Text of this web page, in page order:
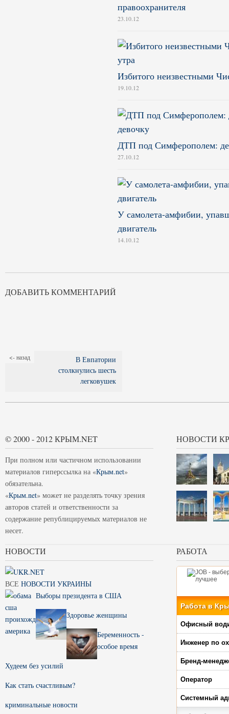
правоохранителя
23.10.12
Избитого неизвестными
19.10.12
ДТП под Симферополем:
27.10.12
У самолета-амфибии,
двигатель
14.10.12
ДОБАВИТЬ КОММЕНТАРИЙ
<- назад
В Евпатории
столкнулись шесть
легковушек
© 2000 - 2012 КРЫМ.NET
При полном или частичном использовании
материалов гиперссылка на «Крым.net»
обязательна.
«Крым.net» может не разделять точку зрения
авторов статей и ответственности за
содержание републицируемых материалов не
несет.
НОВОСТИ
НОВОСТИ
ВСЕ НОВОСТИ УКРАИНЫ
Выборы президента в США
Здоровье женщины
Беременность -
особое время
Худеем без усилий
Как стать счастливым?
криминальные новости
РАБОТА
Работа в
Офисный
Инженер по
Бренд-
Оператор
Системный